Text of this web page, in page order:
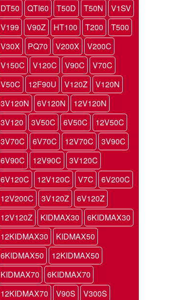
DT50
QTI60 T50D T50N
V1SV
V199
V90Z HT100 T200
T500
V30X
PQ70 V200X
V200C
V150C
V120C V90C
V70C
V50C
12F90U V120Z
V120N
3V120N
6V120N
12V120N
3V120
3V50C 6V50C
12V50C
3V70C
6V70C 12V70C
3V90C
6V90C
12V90C
3V120C
6V120C
12V120C V7C
6V200C
12V200C
3V120Z
6V120Z
12V120Z
KIDMAX30
6KIDMAX30
12KIDMAX30
KIDMAX50
6KIDMAX50
12KIDMAX50
KIDMAX70
6KIDMAX70
12KIDMAX70
V90S
V300S